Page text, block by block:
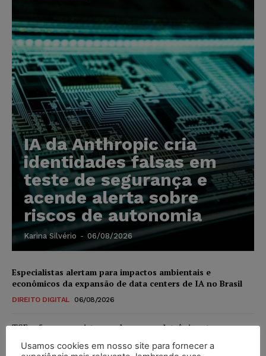
IA da Anthropic cria
identidades falsas em
teste de segurança e
acende alerta sobre
riscos de autonomia
Karina Silvério - 06/08/2026
Especialistas alertam para impactos ambientais e
econômicos da expansão de data centers de IA no Brasil
DIREITO DIGITAL 06/08/2026
TSE reforça que sistemas das urnas eletrônicas tornam-se
Usamos cookies em nosso site para fornecer a